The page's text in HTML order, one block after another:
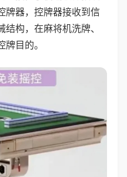
牌器，控牌器接收到信
构，在麻将机洗牌、
目的。